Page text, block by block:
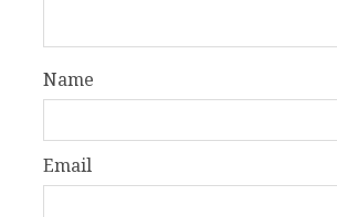
Name
Email